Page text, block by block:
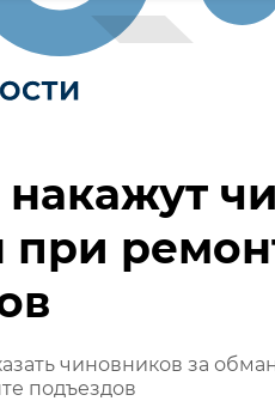
при
чиновников за
подъездов